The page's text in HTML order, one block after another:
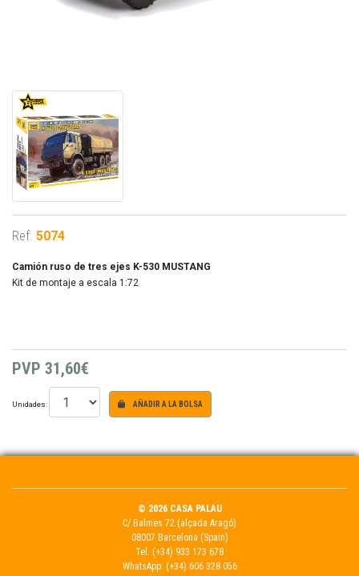
Ref. 5074
Camión ruso de tres ejes K-530 MUSTANG
Kit de montaje a escala 1:72
PVP 31,60€
Unidades: AÑADIR A LA BOLSA
© 2026 CASA PALAU
C/ Balmes 72 (alçada Aragó)
08007 Barcelona (Spain)
Tel. (+34) 933 173 678
WhatsApp: (+34) 606 328 056